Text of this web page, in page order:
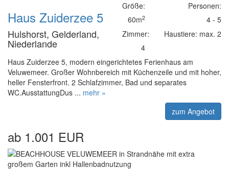
Haus Zuiderzee 5
Hulshorst, Gelderland,
Niederlande
Größe:
60m2
Zimmer:
4
Personen:
4 - 5
Haustiere: max. 2
Haus Zuiderzee 5, modern eingerichtetes Ferienhaus am
Veluwemeer. Großer Wohnbereich mit Küchenzeile und mit hoher,
heller Fensterfront. 2 Schlafzimmer, Bad und separates
WC.AusstattungDus ... mehr »
zum Angebot
ab 1.001 EUR